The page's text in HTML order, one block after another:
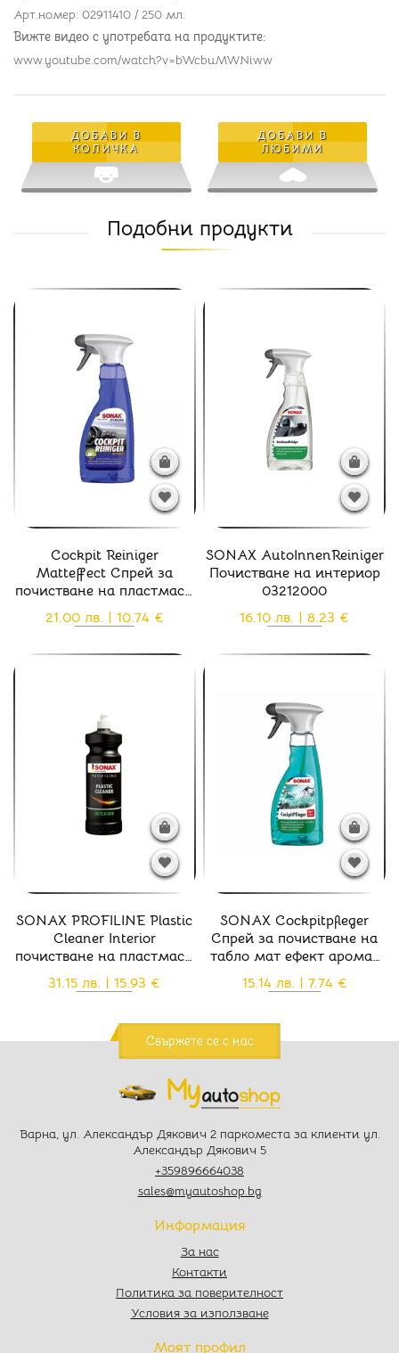
Арт.номер: 02911410 / 250 мл.
Вижте видео с употребата на продуктите:
www.youtube.com/watch?v=bWcbuMWNiww
ДОБАВИ В
КОЛИЧКА
ДОБАВИ В
ЛЮБИМИ
Подобни продукти
Cockpit Reiniger
Matteffect Спрей за
почистване на пластмаси
мат ефект - 02832410
21.00 лв. | 10.74 €
SONAX AutoInnenReiniger
Почистване на интериор
03212000
16.10 лв. | 8.23 €
SONAX PROFILINE Plastic
Cleaner Interior
почистване на пластмаси
в интериора - 02863000
31.15 лв. | 15.93 €
SONAX Cockpitpfleger
Спрей за почистване на
табло мат ефект аромат
океан - 03642410
15.14 лв. | 7.74 €
Свържете се с нас
Варна, ул. Александър Дякович 2 паркоместа за клиенти ул.
Александър Дякович 5
+359896664038
sales@myautoshop.bg
Информация
За нас
Контакти
Политика за поверителност
Условия за използване
Моят профил